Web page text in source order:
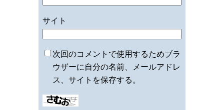
サイト
次回のコメントで使用するためブラ
ウザーに自分の名前、メールアドレ
ス、サイトを保存する。